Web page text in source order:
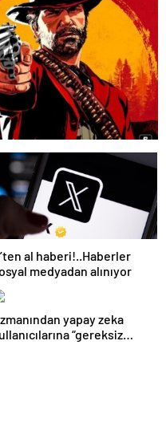
al haberi!..Haberler
medyadan alınıyor
yapay zeka
“gereksiz